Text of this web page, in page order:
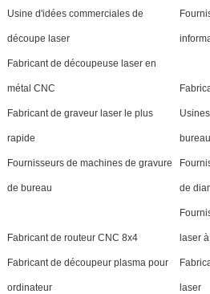
Usine d'idées commerciales de
découpe laser
Fabricant de découpeuse laser en
métal CNC
Fabricant de graveur laser le plus
rapide bureau
Fournisseurs de machines de gravure
de bureau de
Fabricant de routeur CNC 8x4 laser
Fabricant de découpeur plasma pour
ordinateur laser